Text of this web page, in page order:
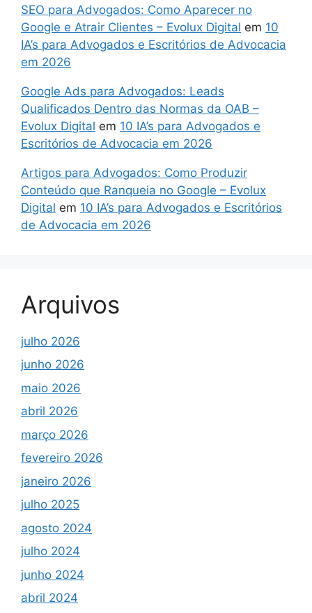
SEO para Advogados: Como Aparecer no
Google e Atrair Clientes – Evolux Digital em 10
IA’s para Advogados e Escritórios de Advocacia
em 2026
Google Ads para Advogados: Leads
Qualificados Dentro das Normas da OAB –
Evolux Digital em 10 IA’s para Advogados e
Escritórios de Advocacia em 2026
Artigos para Advogados: Como Produzir
Conteúdo que Ranqueia no Google – Evolux
Digital em 10 IA’s para Advogados e Escritórios
de Advocacia em 2026
Arquivos
julho 2026
junho 2026
maio 2026
abril 2026
março 2026
fevereiro 2026
janeiro 2026
julho 2025
agosto 2024
julho 2024
junho 2024
abril 2024